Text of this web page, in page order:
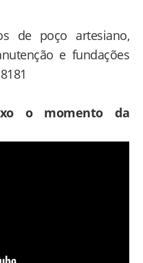
de poço artesiano,
e fundações
o momento da